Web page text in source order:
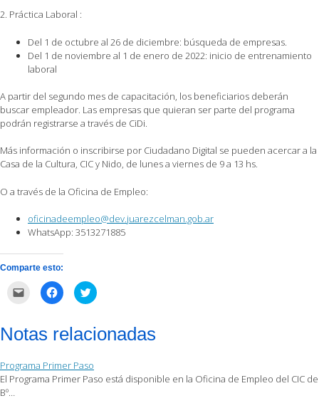
2. Práctica Laboral :
Del 1 de octubre al 26 de diciembre: búsqueda de empresas.
Del 1 de noviembre al 1 de enero de 2022: inicio de entrenamiento
laboral
A partir del segundo mes de capacitación, los beneficiarios deberán
buscar empleador. Las empresas que quieran ser parte del programa
podrán registrarse a través de CiDi.
Más información o inscribirse por Ciudadano Digital se pueden acercar a la
Casa de la Cultura, CIC y Nido, de lunes a viernes de 9 a 13 hs.
O a través de la Oficina de Empleo:
oficinadeempleo@dev.juarezcelman.gob.ar
WhatsApp: 3513271885
Comparte esto:
correo
electrónico
amigo
(Se
abre
Haz
clic
Facebook
(Se
una
ventana
nueva)
Haz
clic
en
Twitter
(Se
una
ventana
nueva)
Notas relacionadas
Programa Primer Paso
El Programa Primer Paso está disponible en la Oficina de Empleo del CIC de
Bº…